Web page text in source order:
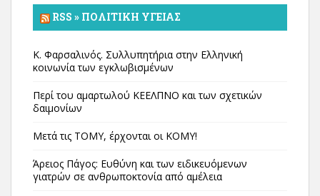
RSS » ΠΟΛΙΤΙΚΉ ΥΓΕΊΑΣ
Κ. Φαρσαλινός. Συλλυπητήρια στην Ελληνική
κοινωνία των εγκλωβισμένων
Περί του αμαρτωλού ΚΕΕΛΠΝΟ και των σχετικών
δαιμονίων
Μετά τις ΤΟΜΥ, έρχονται οι ΚΟΜΥ!
Άρειος Πάγος: Ευθύνη και των ειδικευόμενων
γιατρών σε ανθρωποκτονία από αμέλεια